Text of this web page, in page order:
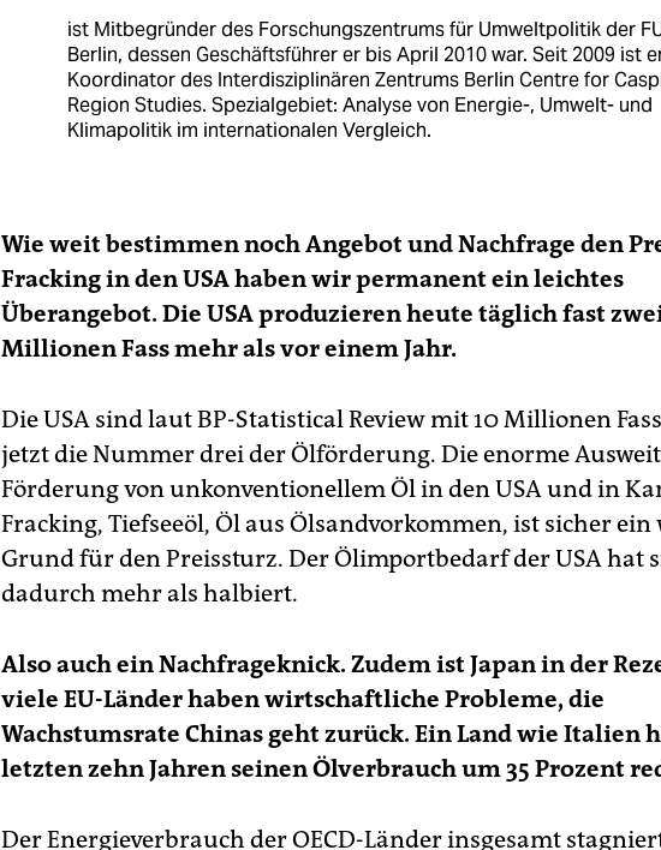
ist Mitbegründer des Forschungszentrums für Umweltpolitik der
Berlin, dessen Geschäftsführer er bis April 2010 war. Seit 2009 ist
Koordinator des Interdisziplinären Zentrums Berlin Centre for
Region Studies. Spezialgebiet: Analyse von Energie-, Umwelt- und
Klimapolitik im internationalen Vergleich.
Wie weit bestimmen noch Angebot und Nachfrage den
Fracking in den USA haben wir permanent ein leichtes
Überangebot. Die USA produzieren heute täglich fast
Millionen Fass mehr als vor einem Jahr.
Die USA sind laut BP-Statistical Review mit 10 Millionen
jetzt die Nummer drei der Ölförderung. Die enorme
Förderung von unkonventionellem Öl in den USA und in
Fracking, Tiefseeöl, Öl aus Ölsandvorkommen, ist sicher ein
Grund für den Preissturz. Der Ölimportbedarf der USA hat
dadurch mehr als halbiert.
Also auch ein Nachfrageknick. Zudem ist Japan in der
viele EU-Länder haben wirtschaftliche Probleme, die
Wachstumsrate Chinas geht zurück. Ein Land wie Italien
letzten zehn Jahren seinen Ölverbrauch um 35 Prozent
Der Energieverbrauch der OECD-Länder insgesamt